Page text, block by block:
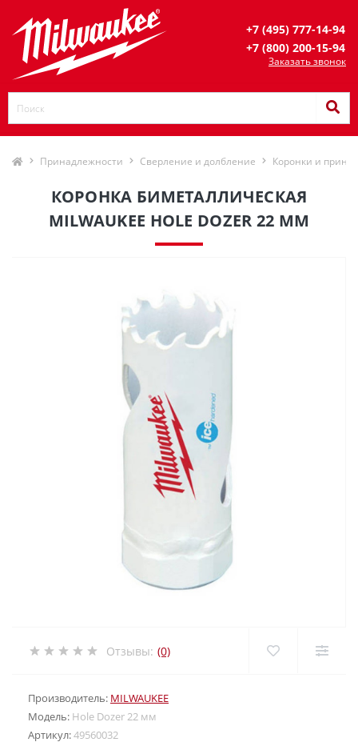
+7 (495) 777-14-94
+7 (800) 200-15-94
Заказать звонок
Принадлежности Сверление и долбление Коронки и
КОРОНКА БИМЕТАЛЛИЧЕСКАЯ
MILWAUKEE HOLE DOZER 22 ММ
Отзывы: (0)
Производитель: MILWAUKEE
Модель: Hole Dozer 22 мм
Артикул:49560032